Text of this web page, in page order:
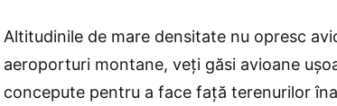
Altitudinile de mare densitate nu opresc
aeroporturi montane, veți găsi avioane
concepute pentru a face față terenurilor